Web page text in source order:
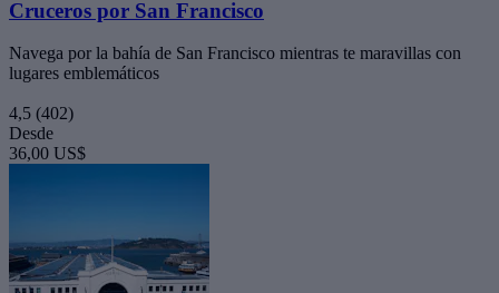
Cruceros por San Francisco
Navega por la bahía de San Francisco mientras te maravillas con
lugares emblemáticos
4,5 (402)
Desde
36,00 US$